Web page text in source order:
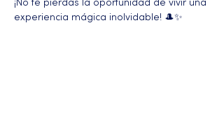
¡No te pierdas la oportunidad de vivir una
experiencia mágica inolvidable! 🎩✨